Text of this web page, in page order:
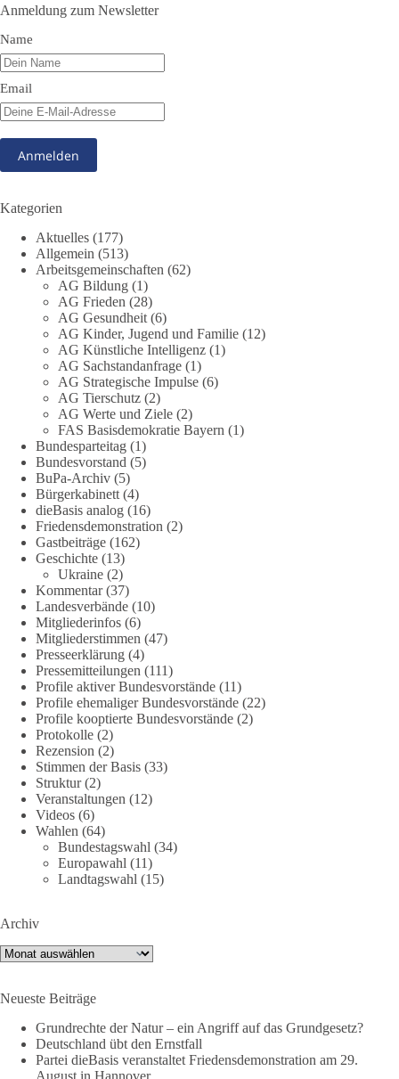
Alle Mitglieder und Friedensfreunde sind aufgerufen, nach
Hannover zu kommen.
#dieBasis
DieBasis
DieBasis
9 Stunden zuvor
Jetzt abstimmen: Welche Rolle soll Deutschland in Sachen
Verteidung übernehmen❓
Das Bundesministerium der Verteidigung schreibt im
Strategiepapier, dass die Bundeswehr zum Schutz des Landes
und der Verbündeten abschreckungs- und verteidigungsfähig
sein muss. Die strategische Ausrichtung sieht vor, dass
Deutschland in der NATO eine Führungsrolle übernimmt, zur
stärksten konventionellen Armee Europas werden soll und
über die Verteidigungsbereitschaft hinaus aufrüstet.
Wie siehst du das? Mach jetzt bei unserer Umfrage mit und sag
uns deine Meinung:
point_righthttps://diebasis-he.de/umfrage-des-monats-august-
2026/point_left
🟩🟩🟦🟦🟥🟥🟧🟧
Quelle:#section-6092974" target="_blank"
rel="noreferrer">https://www.bmvg.de/de/grundlagendokume
nte-strategische-ausrichtung#section-6092974
#dieBasis #Umfrage #Verteidigung
659 669
DieBasis
23 Stunden zuvor
💧 Wasser ist kein globales Experiment
Robert Habecks (Bündnis 90/Die Grünen) Lieblingsökonomin
Economic Forum (WEF). In ihrer Rede zu globalen
Ressourcen als globale Güter zu betrachten. Da es bei den
Covid-19-„Impfungen“ nicht gelungen ist, die ganze Welt
„durchzuimpfen“, kritisiert sie dies als globales Versagen und
Anmeldung zum Newsletter
Name
Email
Kategorien
Aktuelles (177)
Allgemein (513)
Arbeitsgemeinschaften (62)
AG Bildung (1)
AG Frieden (28)
AG Gesundheit (6)
AG Kinder, Jugend und Familie (12)
AG Künstliche Intelligenz (1)
AG Sachstandanfrage (1)
AG Strategische Impulse (6)
AG Tierschutz (2)
AG Werte und Ziele (2)
FAS Basisdemokratie Bayern (1)
Bundesparteitag (1)
Bundesvorstand (5)
BuPa-Archiv (5)
Bürgerkabinett (4)
dieBasis analog (16)
Friedensdemonstration (2)
Gastbeiträge (162)
Geschichte (13)
Ukraine (2)
Kommentar(37)
Landesverbände (10)
Mitgliederinfos (6)
Mitgliederstimmen (47)
Presseerklärung (4)
Pressemitteilungen (111)
Profile aktiver Bundesvorstände (11)
Profile ehemaliger Bundesvorstände (22)
Profile kooptierte Bundesvorstände (2)
Protokolle (2)
Rezension (2)
Stimmen der Basis (33)
Struktur(2)
Veranstaltungen (12)
Videos (6)
Wahlen (64)
Bundestagswahl (34)
Europawahl (11)
Landtagswahl (15)
Archiv
Archiv
Neueste Beiträge
Grundrechte der Natur – ein Angriff auf das Grundgesetz?
Deutschland übt den Ernstfall
Partei dieBasis veranstaltet Friedensdemonstration am 29.
August in Hannover